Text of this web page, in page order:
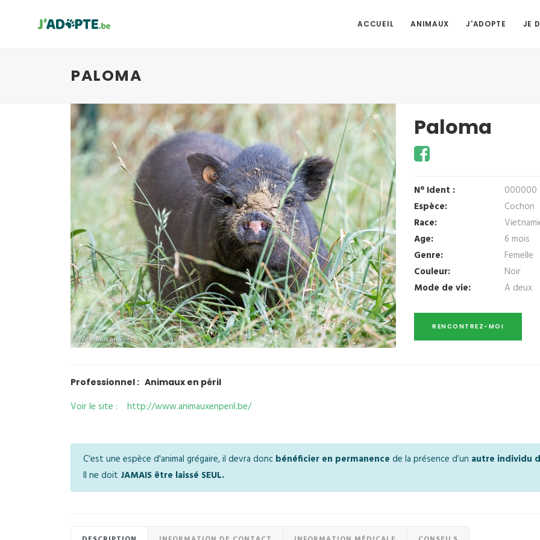
ACCUEIL ANIMAUX J'ADOPTE JE
PALOMA
Paloma
N° Ident :
000000
Espèce:
Cochon
Race:
Age:
6 mois
Genre:
Femelle
Couleur:
Noir
Mode de vie:
A deux
Professionnel : Animaux en péril
Voir le site : http://www.animauxenperil.be/
C'est une espèce d'animal grégaire, il devra donc bénéficier en permanence de la présence d’un autre individu
Il ne doit JAMAIS être laissé SEUL.